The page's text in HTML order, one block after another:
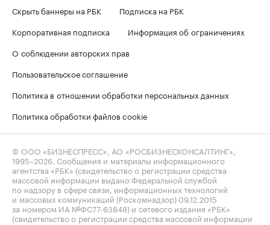
Скрыть баннеры на РБК
Подписка на РБК
Корпоративная подписка
Информация об ограничениях
О соблюдении авторских прав
Пользовательское соглашение
Политика в отношении обработки персональных данных
Политика обработки файлов cookie
© ООО «БИЗНЕСПРЕСС», АО «РОСБИЗНЕСКОНСАЛТИНГ»,
1995–2026. Сообщения и материалы информационного
агентства «РБК» (свидетельство о регистрации средства
массовой информации выдано Федеральной службой
по надзору в сфере связи, информационных технологий
и массовых коммуникаций (Роскомнадзор) 09.12.2015
за номером ИА №ФС77-63848) и сетевого издания «РБК»
(свидетельство о регистрации средства массовой информации